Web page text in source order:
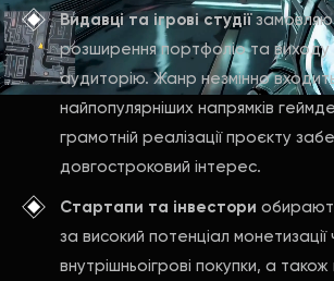
Видавці та ігрові студії
розширення портфоліо та
аудиторію. Жанр незмінно
найпопулярніших напрямків
грамотній реалізації проєкту
довгостроковий інтерес.
Стартапи та інвестори обирають
за високий потенціал монетизації
внутрішньоігрові покупки, а також